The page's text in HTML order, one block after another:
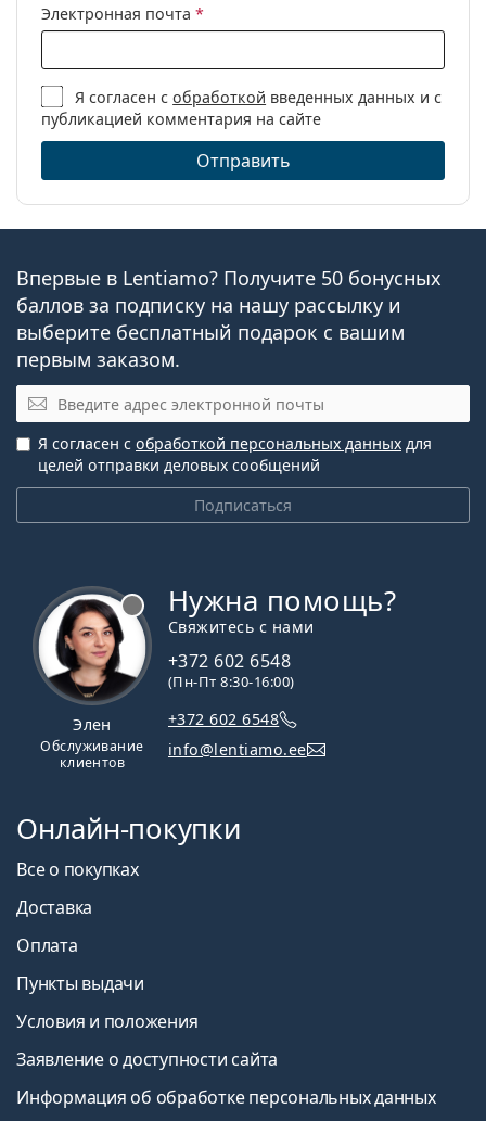
Электронная почта *
Я согласен собработкой введенных данных и с
публикацией комментария на сайте
Отправить
Впервые в Lentiamo? Получите 50 бонусных
баллов за подписку на нашу рассылку и
выберите бесплатный подарок с вашим
первым заказом.
Электронная почта
Подписаться
Я согласен с обработкой персональных данных для
целей отправки деловых сообщений
Элен
Обслуживание
клиентов
Нужна помощь?
Свяжитесь с нами
+372 602 6548
(Пн-Пт 8:30-16:00)
+372 602 6548
info@lentiamo.ee
Онлайн-покупки
Все о покупках
Доставка
Оплата
Пункты выдачи
Условия и положения
Заявление о доступности сайта
Информация об обработке персональных данных